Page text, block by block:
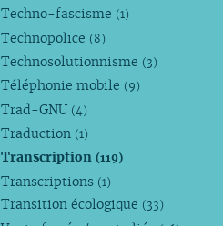
Techno-fascisme (1)
Technopolice (8)
Technosolutionnisme (3)
Téléphonie mobile (9)
Trad-GNU (4)
Traduction (1)
Transcription(119)
Transcriptions (1)
Transition écologique (33)